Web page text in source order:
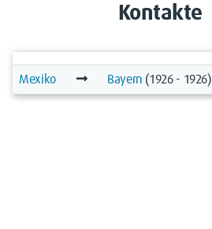
Kontakte
Mexiko Bayern (1926 - 1926)